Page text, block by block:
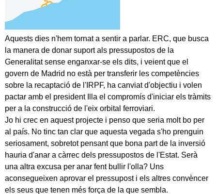
Aquests dies n'hem tornat a sentir a parlar. ERC, que busca
la manera de donar suport als pressupostos de la
Generalitat sense enganxar-se els dits, i veient que el
govern de Madrid no està per transferir les competències
sobre la recaptació de l'IRPF, ha canviat d'objectiu i volen
pactar amb el president Illa el compromís d'iniciar els tràmits
per a la construcció de l'eix orbital ferroviari.
Jo hi crec en aquest projecte i penso que seria molt bo per
al país. No tinc tan clar que aquesta vegada s'ho prenguin
seriosament, sobretot pensant que bona part de la inversió
hauria d'anar a càrrec dels pressupostos de l'Estat. Serà
una altra excusa per anar fent bullir l'olla? Uns
aconsegueixen aprovar el pressupost i els altres convèncer
els seus que tenen més força de la que sembla.